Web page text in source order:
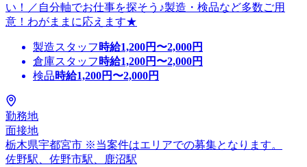
い！／自分軸でお仕事を探そう♪製造・検品など多数ご用
意！わがままに応えます★
製造スタッフ 時給1,200円〜2,000円
倉庫スタッフ 時給1,200円〜2,000円
検品時給1,200円〜2,000円
勤務地
面接地
栃木県宇都宮市 ※当案件はエリアでの募集となります。
佐野駅、佐野市駅、鹿沼駅